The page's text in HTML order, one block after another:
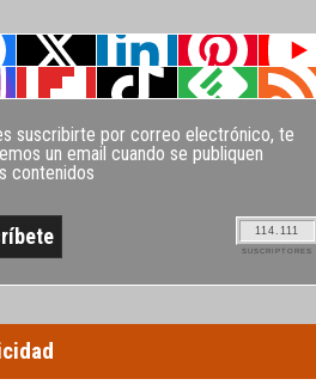
suscribirte por correo electrónico, te
un email cuando se publiquen
contenidos
114.111
SUSCRIPTORES